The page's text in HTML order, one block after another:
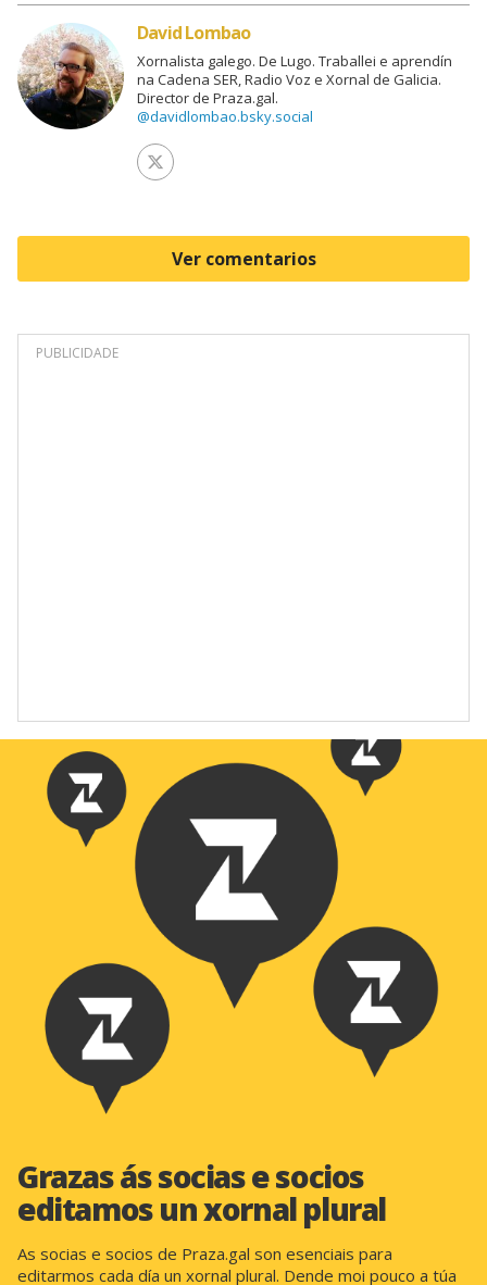
David Lombao
Xornalista galego. De Lugo. Traballei e aprendín
na Cadena SER, Radio Voz e Xornal de Galicia.
Director de Praza.gal.
@davidlombao.bsky.social
Ver perfil de Twitter
Ver comentarios
PUBLICIDADE
Grazas ás socias e socios
editamos un xornal plural
As socias e socios de Praza.gal son esenciais para
editarmos cada día un xornal plural. Dende moi pouco a túa